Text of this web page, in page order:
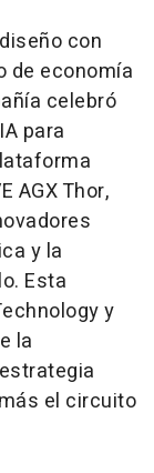
con
de economía
celebró
para
AGX Thor,
y la
Esta
y
la
el circuito